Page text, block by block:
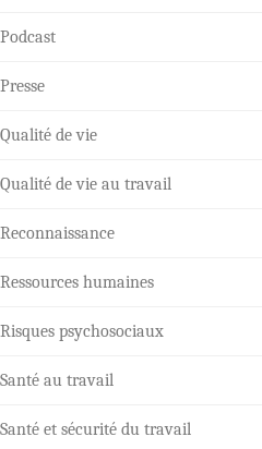
Podcast
Presse
Qualité de vie
Qualité de vie au travail
Reconnaissance
Ressources humaines
Risques psychosociaux
Santé au travail
Santé et sécurité du travail